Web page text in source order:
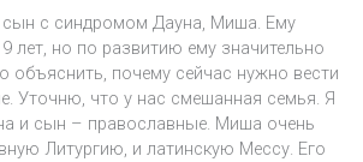
с синдромом Дауна, Миша. Ему
лет, но по развитию ему значительно
объяснить, почему сейчас нужно вести
Уточню, что у нас смешанная семья. Я
и сын – православные. Миша очень
Литургию, и латинскую Мессу. Его